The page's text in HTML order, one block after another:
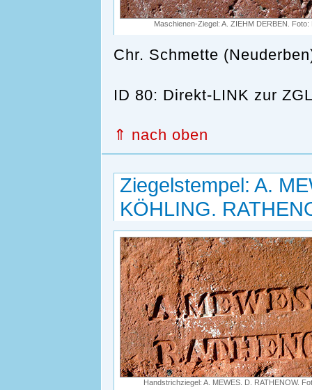
Maschienen-Ziegel: A. ZIEHM DERBEN. Foto:
Chr. Schmette
ID 80: Direkt-LINK zur
⇑ nach oben
Ziegelstempel: A.
KÖHLING.
Handstrichziegel: A. MEWES. D. RATHENOW.